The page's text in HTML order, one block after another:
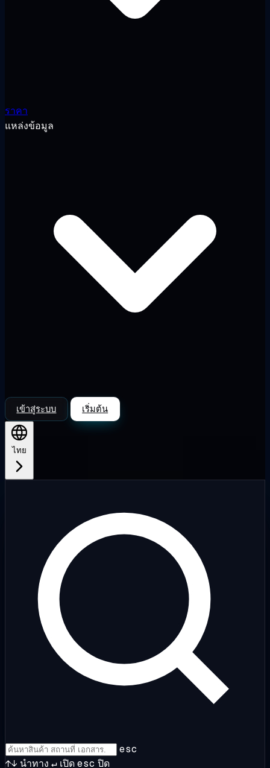
ราคา
แหล่งข้อมูล
เข้าสู่ระบบ เริ่มต้น
ไทย
esc
↑↓ นำทาง ↵ เปิดesc ปิด